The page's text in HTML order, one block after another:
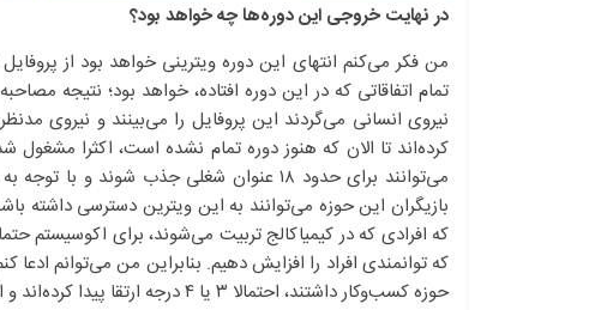
در نهایت خروجی این دوره‌ها چه خواهد بود؟
تمام اتفاقاتی که در این دوره افتاده، خواهد بود؛ نتیجه
کرده‌اند تا الان که هنوز دوره تمام نشده است، اکثرا مشغول
می‌توانند برای حدود ۱۸ عنوان شغلی جذب
بازیگران این حوزه می‌توانند به این ویترین دسترسی داشته
که افرادی که در کیمیاکالج تربیت می‌شوند، برای اکوسیستم
که توانمندی افراد را افزایش دهیم. بنابراین من می‌توانم
حوزه کسب‌وکار داشتند، احتمالا ۳ یا ۴ درجه ارتقا پیدا کرده‌اند و امیدواریم که افراد موثری در این فضا باشند.